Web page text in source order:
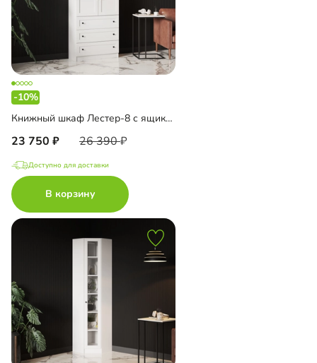
-10%
Книжный шкаф Лестер-8 с ящиками
23 750 26 390
Доступно для доставки
В корзину